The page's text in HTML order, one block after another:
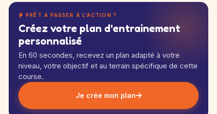
PRÊT À PASSER À L'ACTION ?
Créez votre plan d'entrainement
personnalisé
En 60 secondes, recevez un plan adapté à votre
niveau, votre objectif et au terrain spécifique de cette
course.
Je crée mon plan